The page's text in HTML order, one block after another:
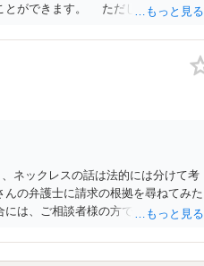
ができます。 ただし、共有で贈
賃貸料を払うのが一般的でしょう
いと思います。 ③家や土地を共有
で共有となった場合は遺産分割の際
ける方法にする。 やむなく共有に
般的です。 最初から、共有で相手
どうか微妙になってしまうので、賃
ます。 弁護士に面談で詳しい事
ネックレスの話は法的には分けて考
の弁護士に請求の根拠を尋ねてみた
は、ご相談者様の方でも弁護士に具